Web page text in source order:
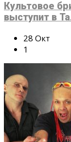
Культовое
выступит в
28 Окт
1